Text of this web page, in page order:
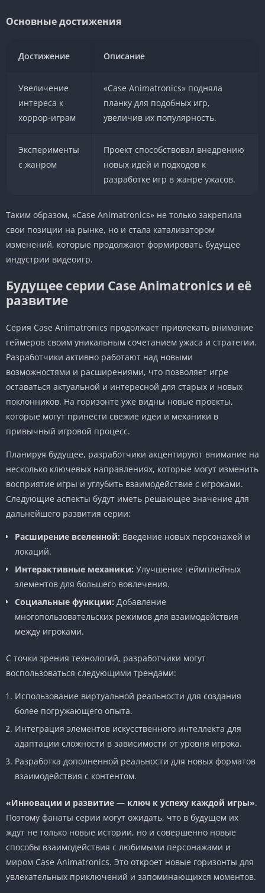
Основные достижения
Достижение Описание
Увеличение
интереса к
хоррор-играм
«Case Animatronics» подняла
планку для подобных игр,
увеличив их популярность.
Эксперименты
с жанром
Проект способствовал внедрению
новых идей и подходов к
разработке игр в жанре ужасов.
Таким образом, «Case Animatronics» не только закрепила
свои позиции на рынке, но и стала катализатором
изменений, которые продолжают формировать будущее
индустрии видеоигр.
Будущее серии Case Animatronics и её
развитие
Серия Case Animatronics продолжает привлекать внимание
геймеров своим уникальным сочетанием ужаса и стратегии.
Разработчики активно работают над новыми
возможностями и расширениями, что позволяет игре
оставаться актуальной и интересной для старых и новых
поклонников. На горизонте уже видны новые проекты,
которые могут принести свежие идеи и механики в
привычный игровой процесс.
Планируя будущее, разработчики акцентируют внимание на
несколько ключевых направлениях, которые могут изменить
восприятие игры и углубить взаимодействие с игроками.
Следующие аспекты будут иметь решающее значение для
дальнейшего развития серии:
Расширение вселенной: Введение новых персонажей и
локаций.
Интерактивные механики: Улучшение геймплейных
элементов для большего вовлечения.
Социальные функции: Добавление
многопользовательских режимов для взаимодействия
между игроками.
С точки зрения технологий, разработчики могут
воспользоваться следующими трендами:
Использование виртуальной реальности для создания
более погружающего опыта.
Интеграция элементов искусственного интеллекта для
адаптации сложности в зависимости от уровня игрока.
Разработка дополненной реальности для новых форматов
взаимодействия с контентом.
«Инновации и развитие — ключ к успеху каждой игры».
Поэтому фанаты серии могут ожидать, что в будущем их
ждут не только новые истории, но и совершенно новые
способы взаимодействия с любимыми персонажами и
миром Case Animatronics. Это откроет новые горизонты для
увлекательных приключений и запоминающихся моментов.